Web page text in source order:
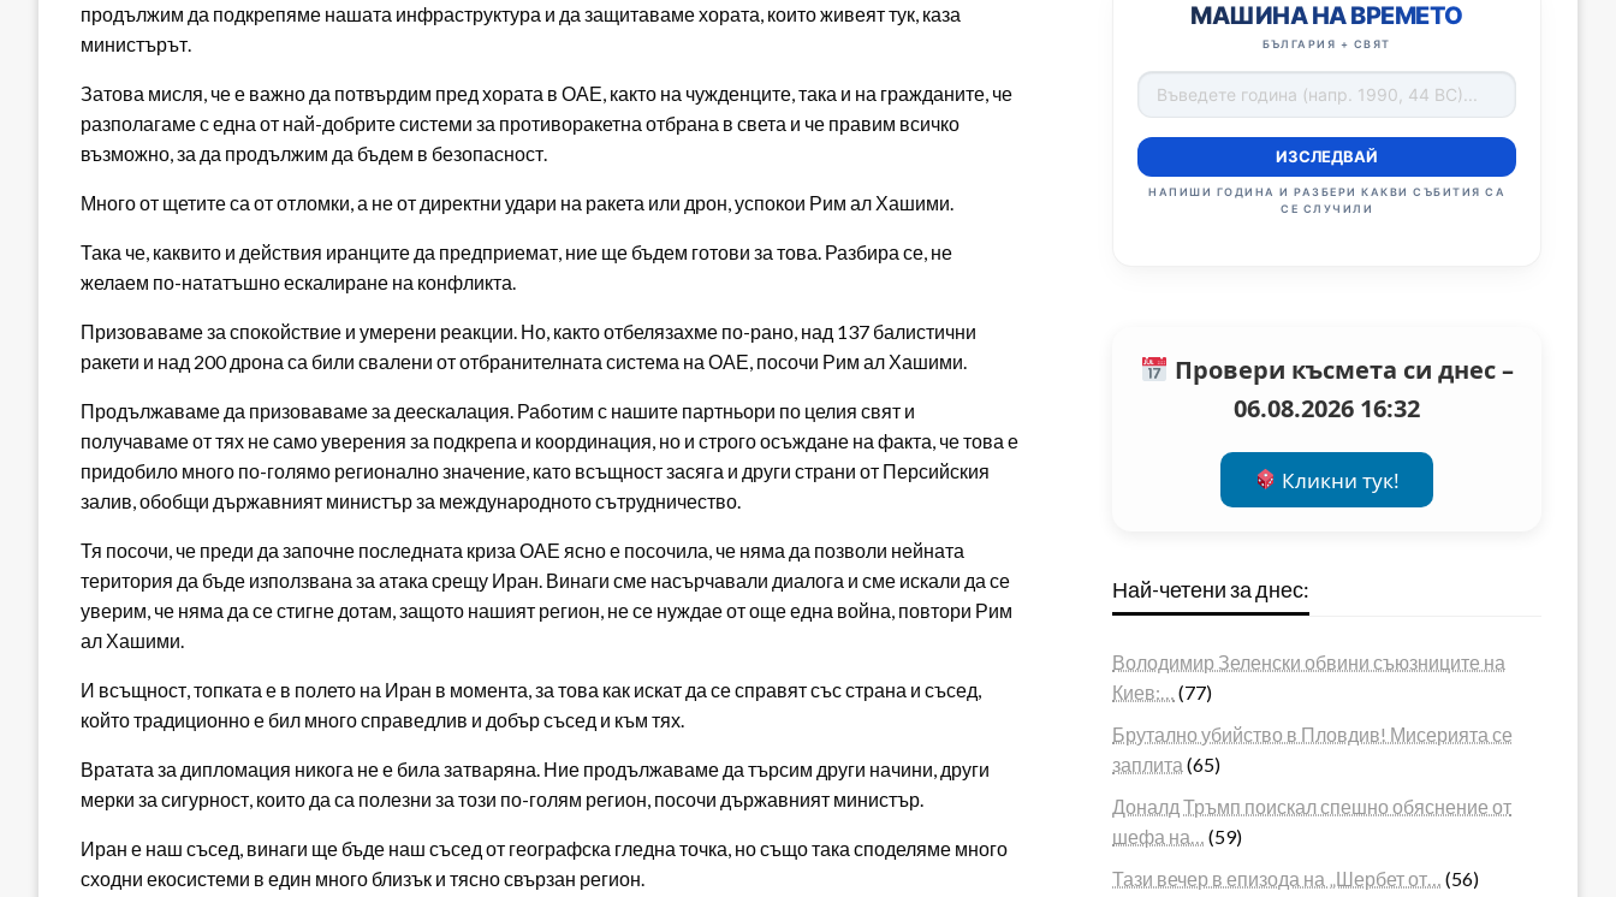
продължим да подкрепяме нашата инфраструктура и да защитаваме хората, които живеят тук, каза
министърът.
Затова мисля, че е важно да потвърдим пред хората в ОАЕ, както на чужденците, така и на гражданите, че
разполагаме с една от най-добрите системи за противоракетна отбрана в света и че правим всичко
възможно, за да продължим да бъдем в безопасност.
Много от щетите са от отломки, а не от директни удари на ракета или дрон, успокои Рим ал Хашими.
Така че, каквито и действия иранците да предприемат, ние ще бъдем готови за това. Разбира се, не
желаем по-нататъшно ескалиране на конфликта.
Призоваваме за спокойствие и умерени реакции. Но, както отбелязахме по-рано, над 137 балистични
ракети и над 200 дрона са били свалени от отбранителната система на ОАЕ, посочи Рим ал Хашими.
Продължаваме да призоваваме за деескалация. Работим с нашите партньори по целия свят и
получаваме от тях не само уверения за подкрепа и координация, но и строго осъждане на факта, че това е
придобило много по-голямо регионално значение, като всъщност засяга и други страни от Персийския
залив, обобщи държавният министър за международното сътрудничество.
Тя посочи, че преди да започне последната криза ОАЕ ясно е посочила, че няма да позволи нейната
територия да бъде използвана за атака срещу Иран. Винаги сме насърчавали диалога и сме искали да се
уверим, че няма да се стигне дотам, защото нашият регион, не се нуждае от още една война, повтори Рим
ал Хашими.
И всъщност, топката е в полето на Иран в момента, за това как искат да се справят със страна и съсед,
който традиционно е бил много справедлив и добър съсед и към тях.
Вратата за дипломация никога не е била затваряна. Ние продължаваме да търсим други начини, други
мерки за сигурност, които да са полезни за този по-голям регион, посочи държавният министър.
Иран е наш съсед, винаги ще бъде наш съсед от географска гледна точка, но също така споделяме много
сходни екосистеми в един много близък и тясно свързан регион.
МАШИНА НА ВРЕМЕТО
БЪЛГАРИЯ + СВЯТ
ИЗСЛЕДВАЙ
НАПИШИ ГОДИНА И РАЗБЕРИ КАКВИ СЪБИТИЯ СА
СЕ СЛУЧИЛИ
Провери късмета си днес –
06.08.2026 16:32
Кликни тук!
Най-четени за днес:
Володимир Зеленски обвини съюзниците на
Киев:…
(77)
Брутално убийство в Пловдив! Мисерията се
заплита (65)
Доналд Тръмп поискал спешно обяснение от
шефа на…
(59)
Тази вечер в епизода на „Шербет от…
(56)